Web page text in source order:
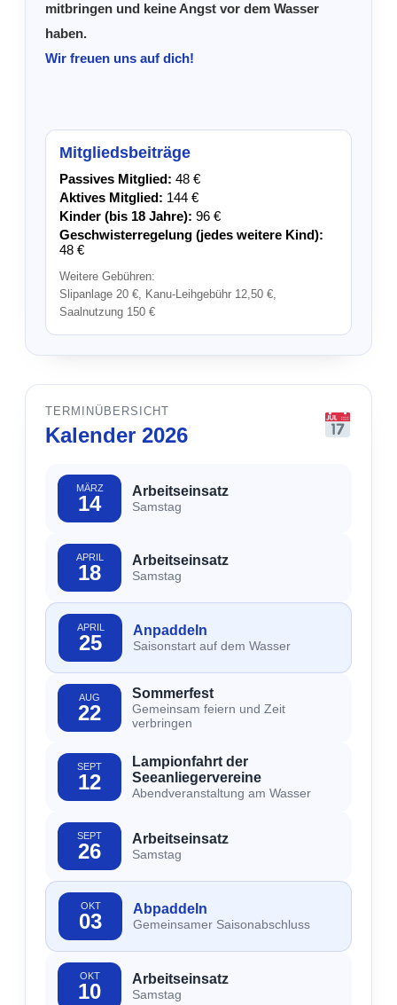
mitbringen und keine Angst vor dem Wasser
haben.
Wir freuen uns auf dich!
Mitgliedsbeiträge
Passives Mitglied: 48 €
Aktives Mitglied: 144 €
Kinder (bis 18 Jahre): 96 €
Geschwisterregelung (jedes weitere Kind):
48 €
Weitere Gebühren:
Slipanlage 20 €, Kanu-Leihgebühr 12,50 €,
Saalnutzung 150 €
TERMINÜBERSICHT
Kalender 2026
MÄRZ
14
Arbeitseinsatz
Samstag
APRIL
18
Arbeitseinsatz
Samstag
APRIL
25
Anpaddeln
Saisonstart auf dem Wasser
AUG
22
Sommerfest
Gemeinsam feiern und Zeit
verbringen
SEPT
12
Lampionfahrt der
Seeanliegervereine
Abendveranstaltung am Wasser
SEPT
26
Arbeitseinsatz
Samstag
OKT
03
Abpaddeln
Gemeinsamer Saisonabschluss
OKT
10
Arbeitseinsatz
Samstag